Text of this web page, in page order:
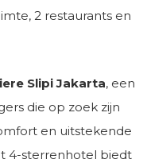
2 restaurants en
Slipi Jakarta, een
die op zoek zijn
en uitstekende
4-sterrenhotel biedt